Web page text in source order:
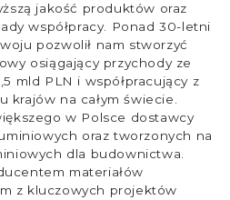
jakość produktów oraz
współpracy. Ponad 30-letni
pozwolił nam stworzyć
osiągający przychody ze
mld PLN i współpracujący z
krajów na całym świecie.
w Polsce dostawcy
oraz tworzonych na
dla budownictwa.
materiałów
z kluczowych projektów